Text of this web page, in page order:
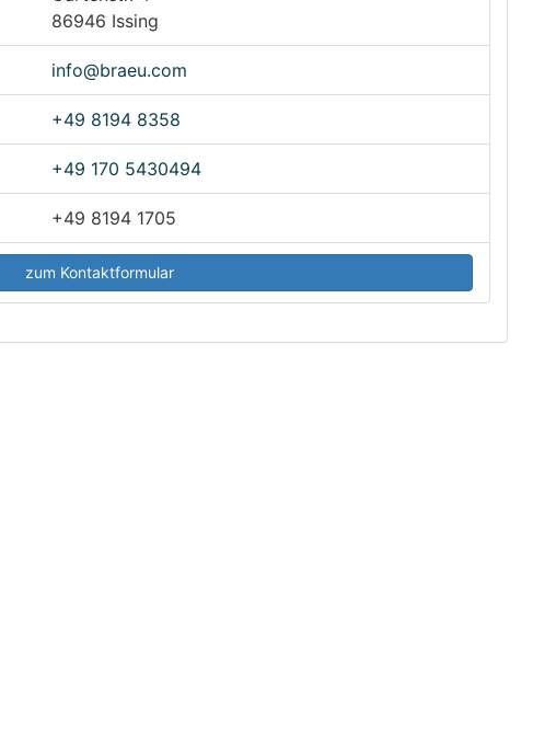
86946 Issing
info@braeu.com
+49 8194 8358
+49 170 5430494
+49 8194 1705
zum Kontaktformular